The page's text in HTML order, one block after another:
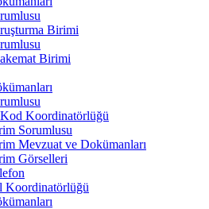
Birimi
Birimi
Koordinatörlüğü
Sorumlusu
Mevzuat ve Dokümanları
Görselleri
Koordinatörlüğü